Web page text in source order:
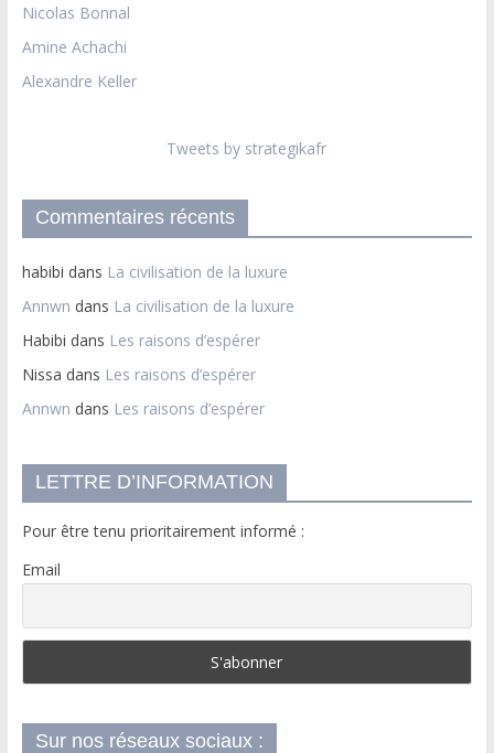
Nicolas Bonnal
Amine Achachi
Alexandre Keller
Tweets by strategikafr
Commentaires récents
habibi dans La civilisation de la luxure
Annwn dans La civilisation de la luxure
Habibi dans Les raisons d’espérer
Nissa dans Les raisons d’espérer
Annwn dans Les raisons d’espérer
LETTRE D’INFORMATION
Pour être tenu prioritairement informé :
Email
Sur nos réseaux sociaux :